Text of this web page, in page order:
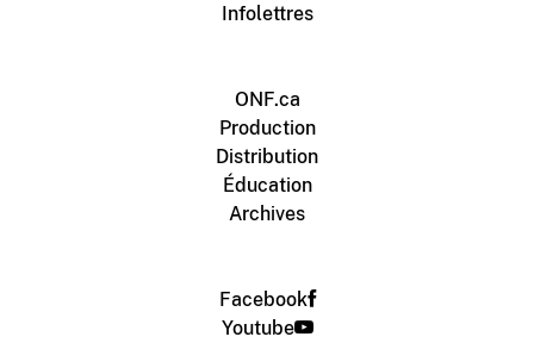
Infolettres
ONF.ca
Production
Distribution
Éducation
Archives
Facebook
Youtube